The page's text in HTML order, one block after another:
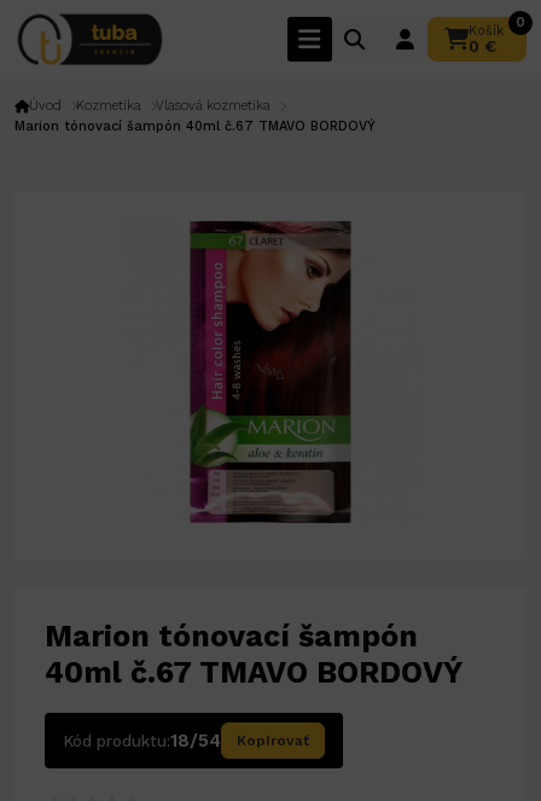
Košík
0
0 €
Úvod Kozmetika
Vlasová kozmetika
Marion tónovací šampón 40ml č.67 TMAVO BORDOVÝ
Marion tónovací šampón
40ml č.67 TMAVO BORDOVÝ
Kód produktu:18/54 Kopírovať